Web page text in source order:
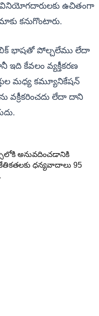
ఉచితంగా
కనుగొంటారు.
భాషతో పోల్చలేము లేదా
కేవలం వ్యక్తీకరణ
మధ్య కమ్యూనికేషన్
వక్రీకరించదు లేదా దాని
అనువదించడానికి
ధన్యవాదాలు 95